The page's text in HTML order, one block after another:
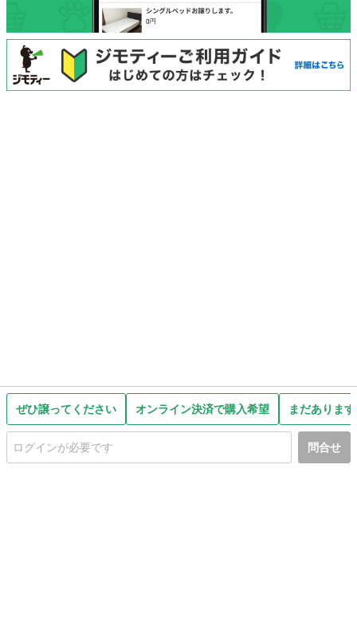
ぜひ譲ってください オンライン決済で購入希望 まだありま
問合せ